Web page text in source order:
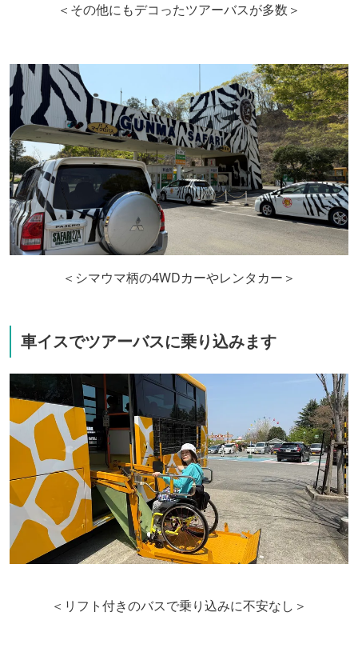
＜その他にもデコったツアーバスが多数＞
＜シマウマ柄の4WDカーやレンタカー＞
車イスでツアーバスに乗り込みます
＜リフト付きのバスで乗り込みに不安なし＞